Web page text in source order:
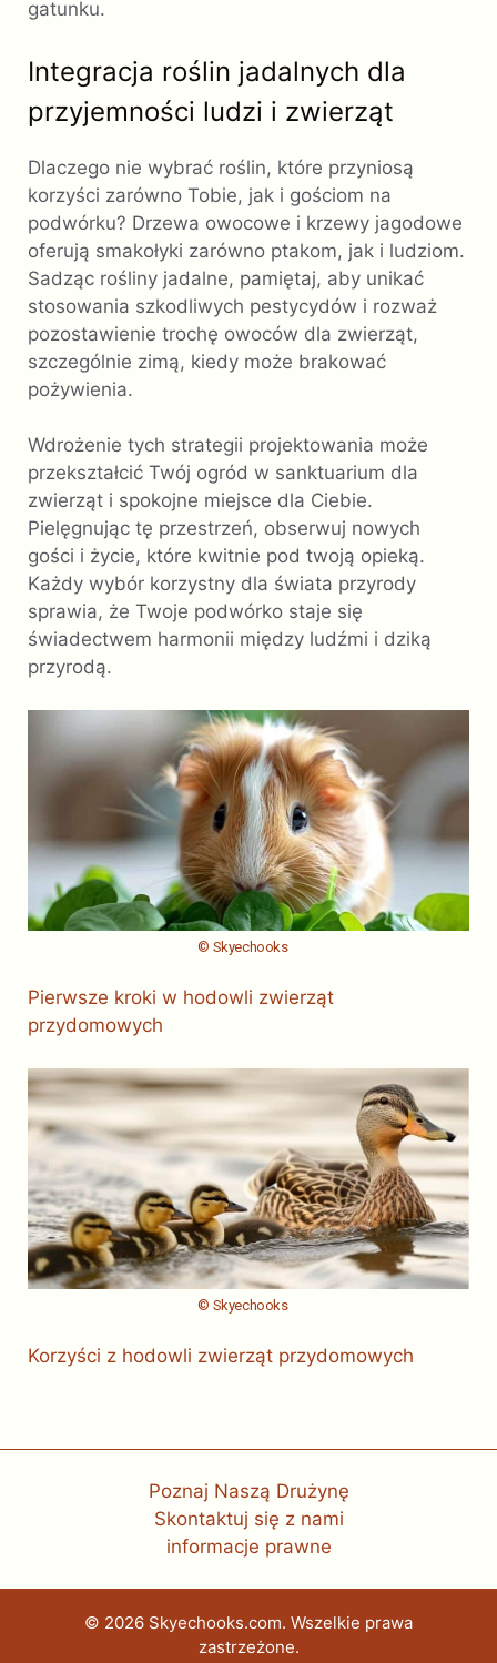
gatunku.
Integracja roślin jadalnych dla
przyjemności ludzi i zwierząt
Dlaczego nie wybrać roślin, które przyniosą
korzyści zarówno Tobie, jak i gościom na
podwórku? Drzewa owocowe i krzewy jagodowe
oferują smakołyki zarówno ptakom, jak i ludziom.
Sadząc rośliny jadalne, pamiętaj, aby unikać
stosowania szkodliwych pestycydów i rozważ
pozostawienie trochę owoców dla zwierząt,
szczególnie zimą, kiedy może brakować
pożywienia.
Wdrożenie tych strategii projektowania może
przekształcić Twój ogród w sanktuarium dla
zwierząt i spokojne miejsce dla Ciebie.
Pielęgnując tę ​​przestrzeń, obserwuj nowych
gości i życie, które kwitnie pod twoją opieką.
Każdy wybór korzystny dla świata przyrody
sprawia, że ​​Twoje podwórko staje się
świadectwem harmonii między ludźmi i dziką
przyrodą.
© Skyechooks
Pierwsze kroki w hodowli zwierząt
przydomowych
© Skyechooks
Korzyści z hodowli zwierząt przydomowych
Poznaj Naszą Drużynę
Skontaktuj się z nami
informacje prawne
© 2026 Skyechooks.com. Wszelkie prawa
zastrzeżone.